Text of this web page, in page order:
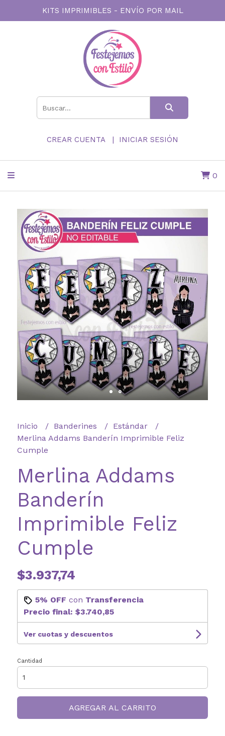
KITS IMPRIMIBLES - ENVÍO POR MAIL
CREAR CUENTA INICIAR SESIÓN
0
Inicio Banderines
Estándar
Merlina Addams Banderín Imprimible Feliz
Cumple
Merlina Addams
Banderín
Imprimible Feliz
Cumple
$3.937,74
5% OFF con Transferencia
Precio final: $3.740,85
Ver cuotas y descuentos
Cantidad
AGREGAR AL CARRITO